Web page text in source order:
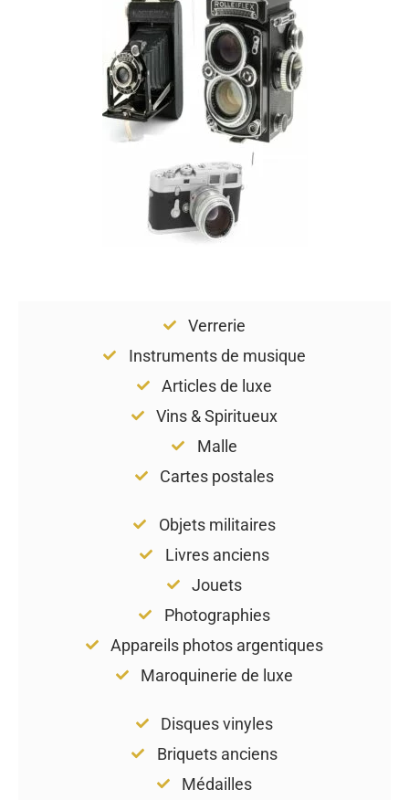
Verrerie
Instruments de musique
Articles de luxe
Vins & Spiritueux
Malle
Cartes postales
Objets militaires
Livres anciens
Jouets
Photographies
Appareils photos argentiques
Maroquinerie de luxe
Disques vinyles
Briquets anciens
Médailles